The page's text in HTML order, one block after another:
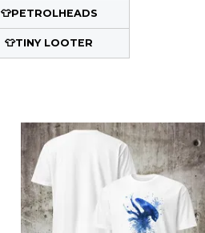
👕PETROLHEADS
👕TINY LOOTER